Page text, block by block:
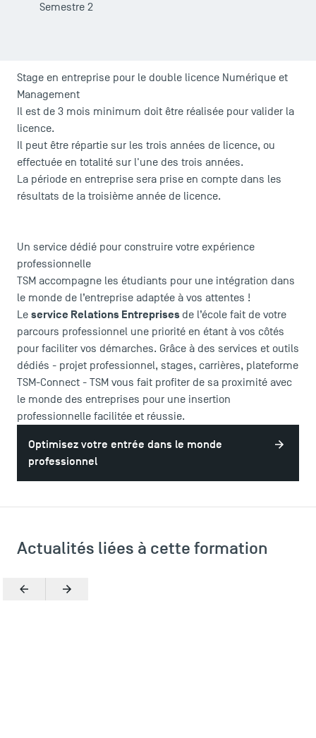
Le corps professoral
Campus tour
Accréditations
Semestre 2
Stage en entreprise pour le double licence Numérique et
Management
Il est de 3 mois minimum doit être réalisée pour valider la
licence.
Il peut être répartie sur les trois années de licence, ou
effectuée en totalité sur l'une des trois années.
La période en entreprise sera prise en compte dans les
résultats de la troisième année de licence.
Un service dédié pour construire votre expérience
professionnelle
TSM accompagne les étudiants pour une intégration dans
le monde de l’entreprise adaptée à vos attentes !
Le service Relations Entreprises de l’école fait de votre
parcours professionnel une priorité en étant à vos côtés
pour faciliter vos démarches. Grâce à des services et outils
dédiés - projet professionnel, stages, carrières, plateforme
TSM-Connect - TSM vous fait profiter de sa proximité avec
le monde des entreprises pour une insertion
professionnelle facilitée et réussie.
Optimisez votre entrée dans le monde
professionnel
Actualités liées à cette formation
PrécédentSuivant